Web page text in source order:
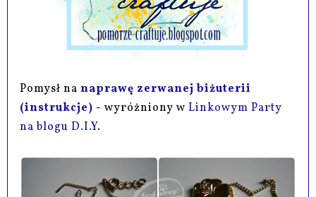
Pomysł nanaprawę zerwanej biżuterii
(instrukcje) -wyróżniony wLinkowym Party
na blogu D.I.Y.